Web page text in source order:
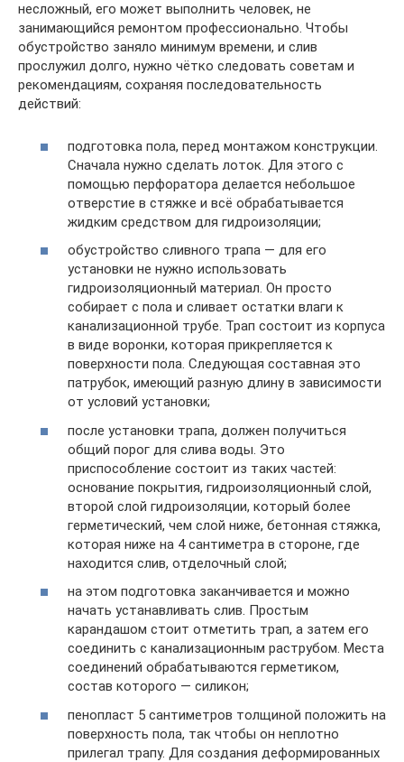
несложный, его может выполнить человек, не
занимающийся ремонтом профессионально. Чтобы
обустройство заняло минимум времени, и слив
прослужил долго, нужно чётко следовать советам и
рекомендациям, сохраняя последовательность
действий:
подготовка пола, перед монтажом конструкции.
Сначала нужно сделать лоток. Для этого с
помощью перфоратора делается небольшое
отверстие в стяжке и всё обрабатывается
жидким средством для гидроизоляции;
обустройство сливного трапа — для его
установки не нужно использовать
гидроизоляционный материал. Он просто
собирает с пола и сливает остатки влаги к
канализационной трубе. Трап состоит из корпуса
в виде воронки, которая прикрепляется к
поверхности пола. Следующая составная это
патрубок, имеющий разную длину в зависимости
от условий установки;
после установки трапа, должен получиться
общий порог для слива воды. Это
приспособление состоит из таких частей:
основание покрытия, гидроизоляционный слой,
второй слой гидроизоляции, который более
герметический, чем слой ниже, бетонная стяжка,
которая ниже на 4 сантиметра в стороне, где
находится слив, отделочный слой;
на этом подготовка заканчивается и можно
начать устанавливать слив. Простым
карандашом стоит отметить трап, а затем его
соединить с канализационным раструбом. Места
соединений обрабатываются герметиком,
состав которого — силикон;
пенопласт 5 сантиметров толщиной положить на
поверхность пола, так чтобы он неплотно
прилегал трапу. Для создания деформированных